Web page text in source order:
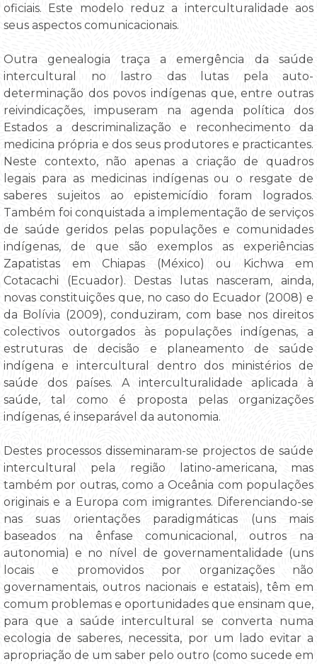
oficiais. Este modelo reduz a interculturalidade aos
seus aspectos comunicacionais.
Outra genealogia traça a emergência da saúde
intercultural no lastro das lutas pela auto-
determinação dos povos indígenas que, entre outras
reivindicações, impuseram na agenda política dos
Estados a descriminalização e reconhecimento da
medicina própria e dos seus produtores e practicantes.
Neste contexto, não apenas a criação de quadros
legais para as medicinas indígenas ou o resgate de
saberes sujeitos ao epistemicídio foram logrados.
Também foi conquistada a implementação de serviços
de saúde geridos pelas populações e comunidades
indígenas, de que são exemplos as experiências
Zapatistas em Chiapas (México) ou Kichwa em
Cotacachi (Ecuador). Destas lutas nasceram, ainda,
novas constituições que, no caso do Ecuador (2008) e
da Bolívia (2009), conduziram, com base nos direitos
colectivos outorgados às populações indígenas, a
estruturas de decisão e planeamento de saúde
indígena e intercultural dentro dos ministérios de
saúde dos países. A interculturalidade aplicada à
saúde, tal como é proposta pelas organizações
indígenas, é inseparável da autonomia.
Destes processos disseminaram-se projectos de saúde
intercultural pela região latino-americana, mas
também por outras, como a Oceânia com populações
originais e a Europa com imigrantes. Diferenciando-se
nas suas orientações paradigmáticas (uns mais
baseados na ênfase comunicacional, outros na
autonomia) e no nível de governamentalidade (uns
locais e promovidos por organizações não
governamentais, outros nacionais e estatais), têm em
comum problemas e oportunidades que ensinam que,
para que a saúde intercultural se converta numa
ecologia de saberes, necessita, por um lado evitar a
apropriação de um saber pelo outro (como sucede em